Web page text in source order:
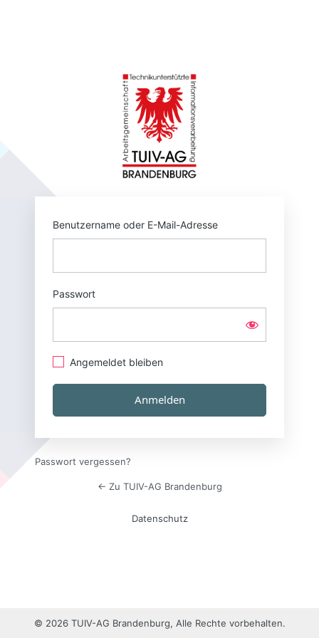
Benutzername oder E-Mail-Adresse
Passwort
Angemeldet bleiben
Passwort vergessen?
← Zu TUIV-AG Brandenburg
Datenschutz
© 2026 TUIV-AG Brandenburg, Alle Rechte vorbehalten.